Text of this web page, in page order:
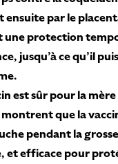
ensuite par le
protection
jusqu’à ce qu’il
est sûr pour la
que la
pendant la
et efficace pour